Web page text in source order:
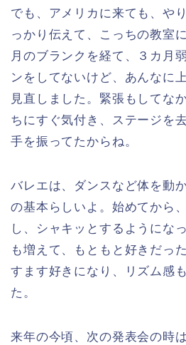
でも、アメリカに来ても、や
っかり伝えて、こっちの教室
月のブランクを経て、３カ月
ンをしてないけど、あんなに
見直しました。緊張もしてな
ちにすぐ気付き、ステージを
手を振ってたからね。
バレエは、ダンスなど体を動
の基本らしいよ。始めてから
し、シャキッとするようにな
も増えて、もともと好きだっ
すます好きになり、リズム感
た。
来年の今頃、次の発表会の時